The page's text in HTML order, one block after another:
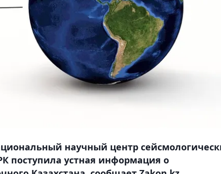
научный центр
поступила устная информация о